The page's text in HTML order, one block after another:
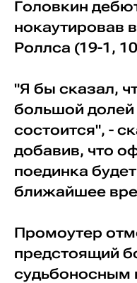
Головкин
нокаутировав
Роллса (19-1,
"Я бы сказал,
большой долей
состоится", -
добавив, что
поединка
ближайшее
Промоутер
предстоящий
судьбоносным